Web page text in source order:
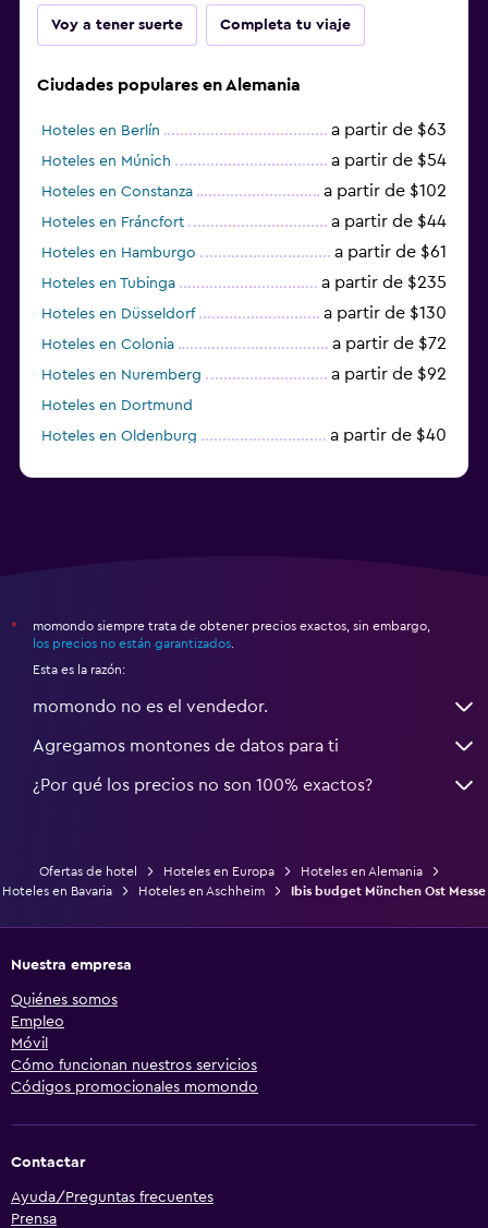
Voy a tener suerte Completa tu viaje
Ciudades populares en Alemania
Hoteles en Berlín a partir de $63
Hoteles en Múnich a partir de $54
Hoteles en Constanza a partir de $102
Hoteles en Fráncfort a partir de $44
Hoteles en Hamburgo a partir de $61
Hoteles en Tubinga a partir de $235
Hoteles en Düsseldorf a partir de $130
Hoteles en Colonia a partir de $72
Hoteles en Nuremberg a partir de $92
Hoteles en Dortmund
Hoteles en Oldenburg
a partir de $40
*
momondo siempre trata de obtener precios exactos, sin embargo,
los precios no están garantizados
Esta es la razón:
momondo no es el vendedor.
Agregamos montones de datos para ti
¿Por qué los precios no son 100% exactos?
Ofertas de hotel Hoteles en Europa
Hoteles en Alemania
Hoteles en Bavaria
Hoteles en Aschheim Ibis budget München Ost Messe
Nuestra empresa
Quiénes somos
Empleo
Móvil
Cómo funcionan nuestros servicios
Códigos promocionales momondo
Contactar
Ayuda/Preguntas frecuentes
Prensa